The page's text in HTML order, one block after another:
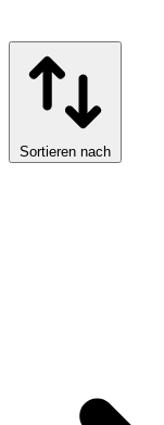
Sortieren nach